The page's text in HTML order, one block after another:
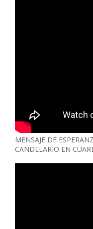
MENSAJE DE
CANDELARIO EN